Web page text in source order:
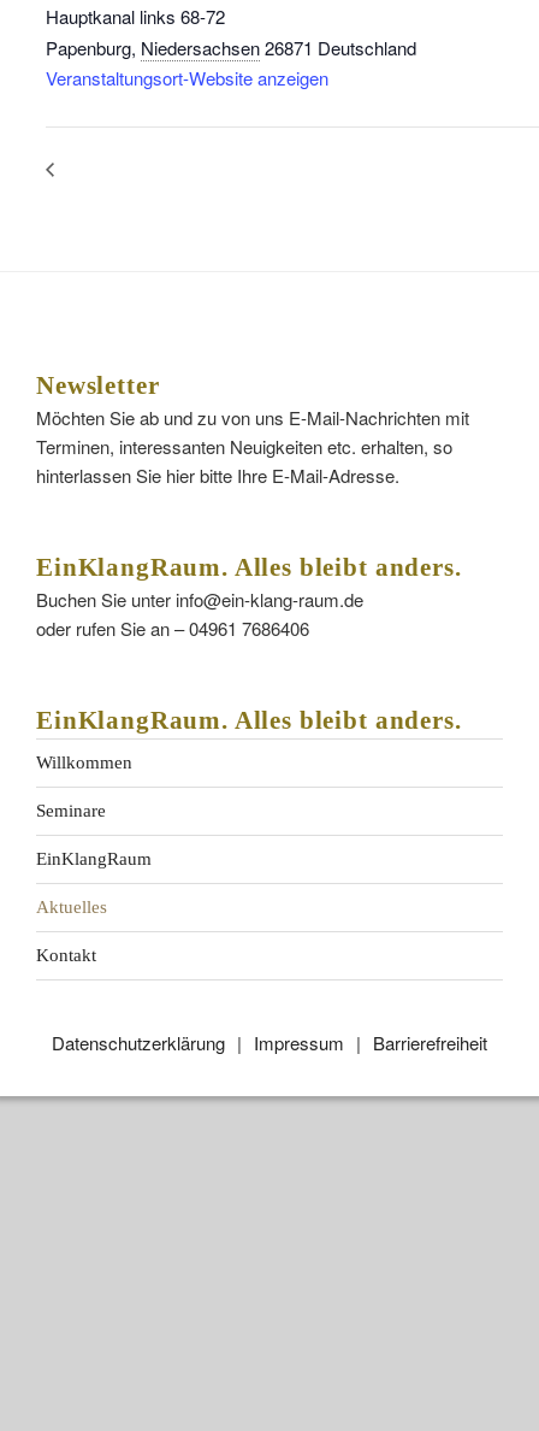
Hauptkanal links 68-72
Papenburg, Niedersachsen26871 Deutschland
Veranstaltungsort-Website anzeigen
Newsletter
Möchten Sie ab und zu von uns E-Mail-Nachrichten mit
Terminen, interessanten Neuigkeiten etc. erhalten, so
hinterlassen Sie hier bitte Ihre E-Mail-Adresse.
EinKlangRaum. Alles bleibt anders.
Buchen Sie unter info@ein-klang-raum.de
oder rufen Sie an – 04961 7686406
EinKlangRaum. Alles bleibt anders.
Willkommen
Seminare
EinKlangRaum
Aktuelles
Kontakt
Datenschutzerklärung Impressum Barrierefreiheit